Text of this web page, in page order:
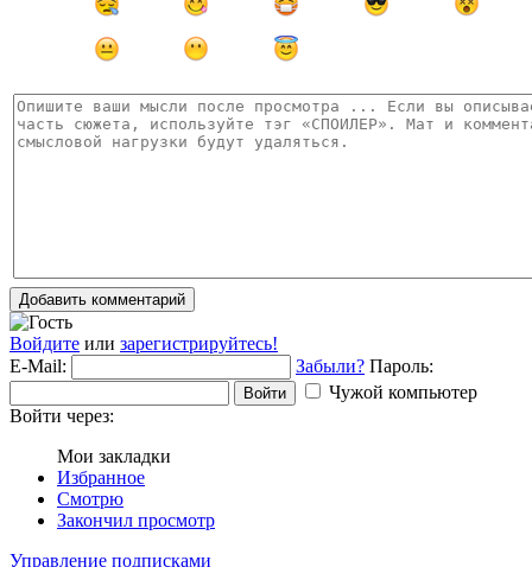
Добавить комментарий
Войдите или зарегистрируйтесь!
E-Mail:
Забыли? Пароль:
Войти
Чужой компьютер
Войти через:
Мои закладки
Избранное
Смотрю
Закончил просмотр
Управление подписками